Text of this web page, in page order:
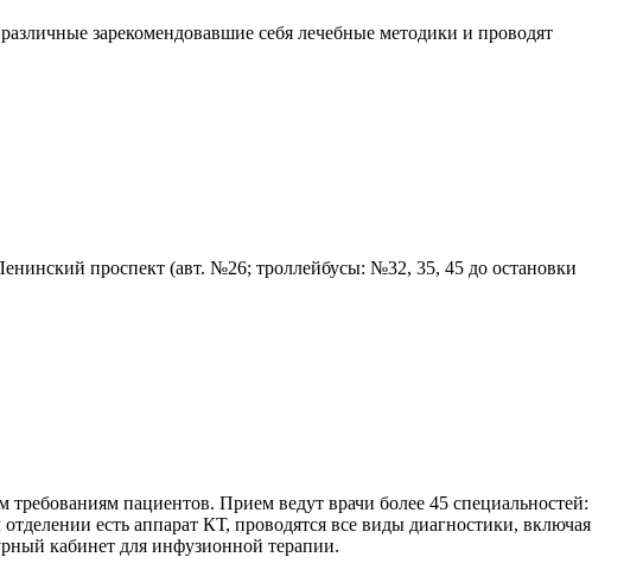
зарекомендовавшие себя лечебные методики и проводят
проспект (авт. №26; троллейбусы: №32, 35, 45 до остановки
пациентов. Прием ведут врачи более 45 специальностей:
есть аппарат КТ, проводятся все виды диагностики, включая
кабинет для инфузионной терапии.